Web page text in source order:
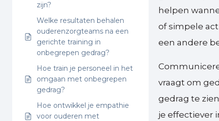
zijn?
Welke resultaten behalen
ouderenzorgteams na een
gerichte training in
onbegrepen gedrag?
Hoe train je personeel in het
omgaan met onbegrepen
gedrag?
Hoe ontwikkel je empathie
voor ouderen met
helpen
of simpele
een andere
vraagt om
gedrag te
je effectiever